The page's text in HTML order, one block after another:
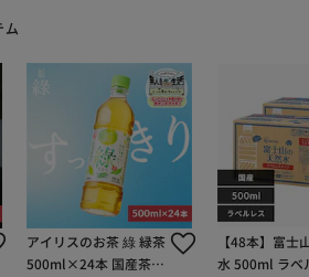
ム
アイリスのお茶 綠 緑茶
500ml×24本 国産茶葉
【48本】富士
水 500ml ラベ